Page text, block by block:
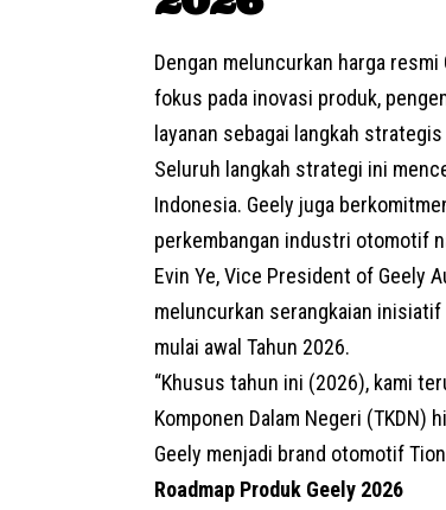
Dengan meluncurkan harga
fokus pada inovasi produk,
layanan sebagai langkah
Seluruh langkah strategi ini
Indonesia. Geely juga
perkembangan industri otomotif
Evin Ye, Vice President of Geely
meluncurkan serangkaian
mulai awal Tahun 2026.
“Khusus tahun ini (2026), kami
Komponen Dalam Negeri (TKDN)
Geely menjadi brand otomotif
Roadmap Produk Geely 2026